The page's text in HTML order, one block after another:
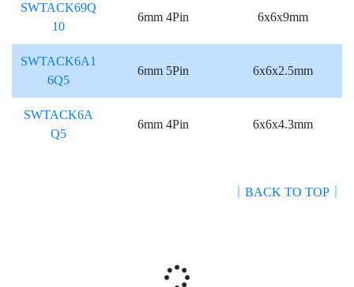
SWTACK69Q
10
6mm 4Pin 6x6x9mm
SWTACK6A1
6Q5
6mm 5Pin 6x6x2.5mm
SWTACK6A
Q5
6mm 4Pin 6x6x4.3mm
｜BACK TO TOP｜